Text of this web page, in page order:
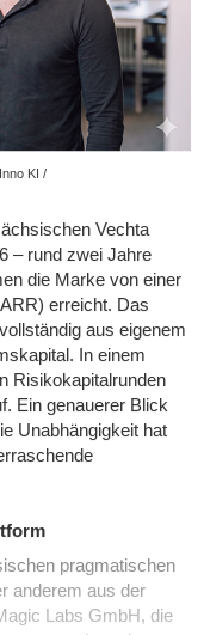
KI /
Vechta
– rund zwei Jahre
die Marke von einer
erreicht. Das
aus eigenem
In einem
Risikokapitalrunden
Ein genauerer Blick
Unabhängigkeit hat
pragmatischen
anderem aus der
Labs GmbH, die